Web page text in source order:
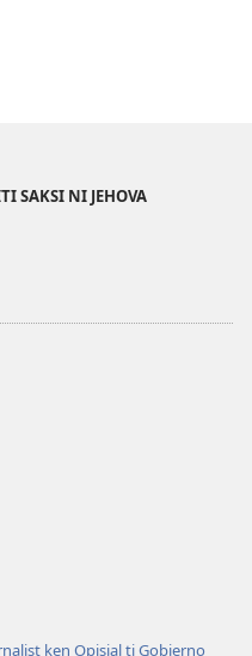
SAKSI NI JEHOVA
ken Opisial ti Gobierno